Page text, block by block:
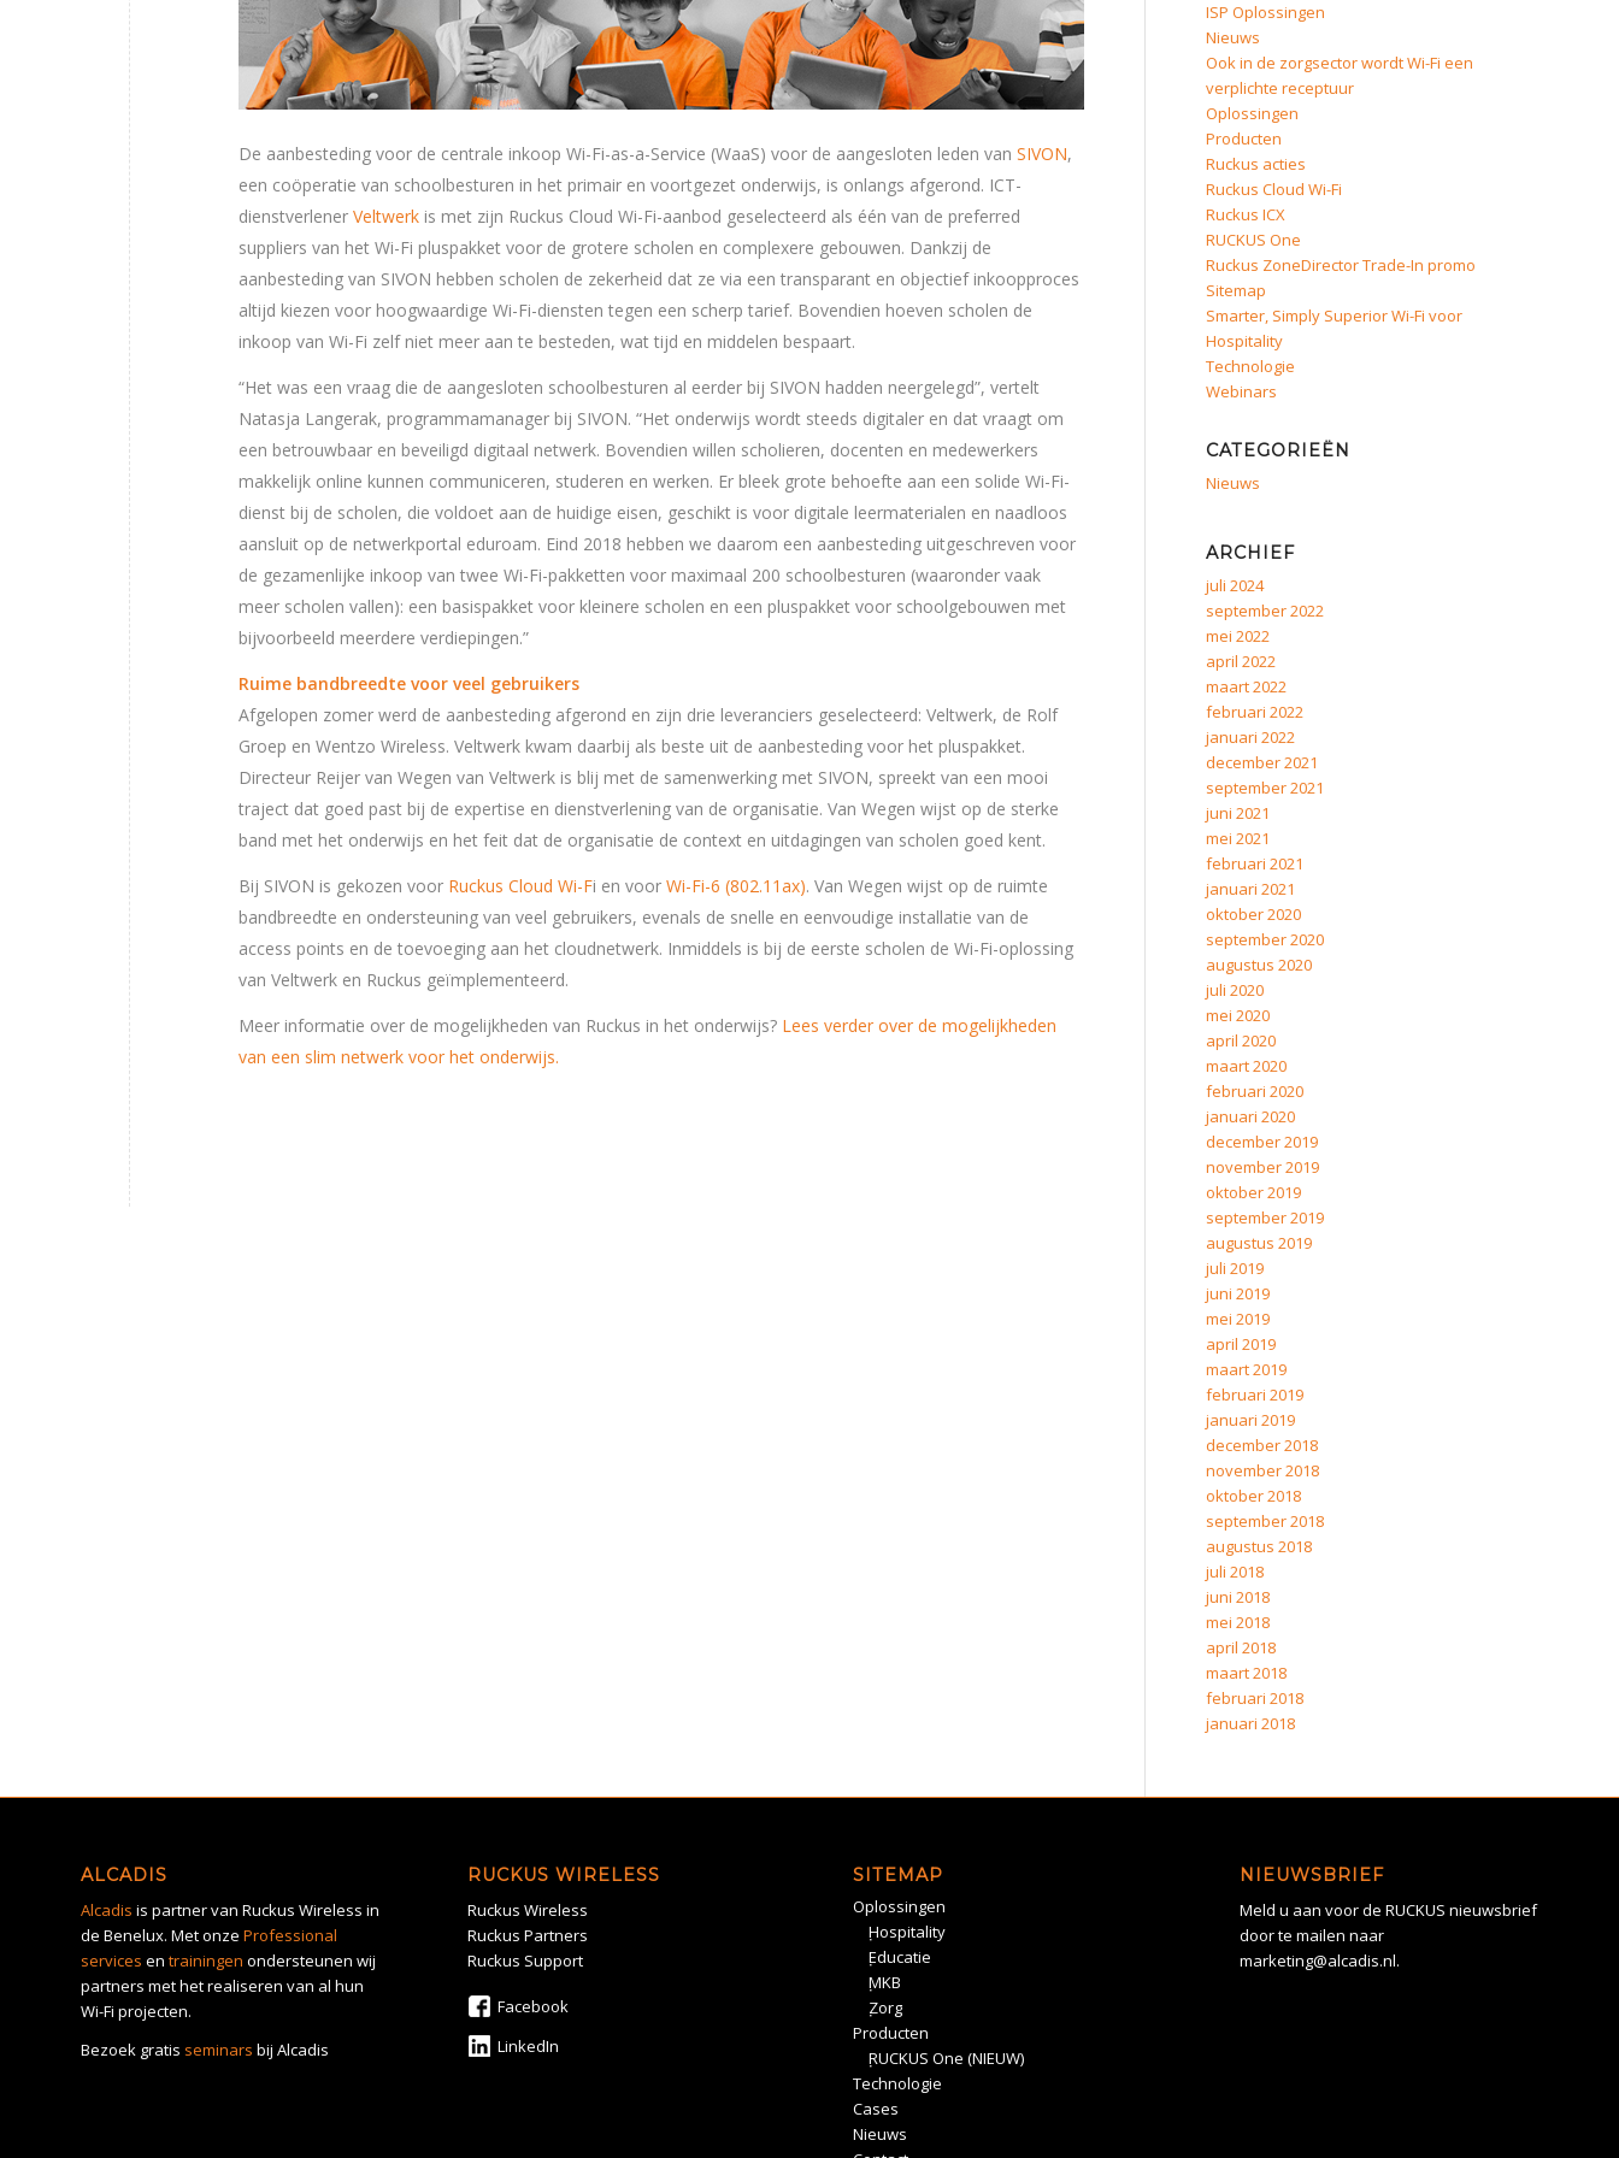
De aanbesteding voor de centrale inkoop Wi-Fi-as-a-Service (WaaS) voor de aangesloten leden van SIVON,
een coöperatie van schoolbesturen in het primair en voortgezet onderwijs, is onlangs afgerond. ICT-
dienstverlener Veltwerk is met zijn Ruckus Cloud Wi-Fi-aanbod geselecteerd als één van de preferred
suppliers van het Wi-Fi pluspakket voor de grotere scholen en complexere gebouwen. Dankzij de
aanbesteding van SIVON hebben scholen de zekerheid dat ze via een transparant en objectief inkoopproces
altijd kiezen voor hoogwaardige Wi-Fi-diensten tegen een scherp tarief. Bovendien hoeven scholen de
inkoop van Wi-Fi zelf niet meer aan te besteden, wat tijd en middelen bespaart.
“Het was een vraag die de aangesloten schoolbesturen al eerder bij SIVON hadden neergelegd”, vertelt
Natasja Langerak, programmamanager bij SIVON. “Het onderwijs wordt steeds digitaler en dat vraagt om
een betrouwbaar en beveiligd digitaal netwerk. Bovendien willen scholieren, docenten en medewerkers
makkelijk online kunnen communiceren, studeren en werken. Er bleek grote behoefte aan een solide Wi-Fi-
dienst bij de scholen, die voldoet aan de huidige eisen, geschikt is voor digitale leermaterialen en naadloos
aansluit op de netwerkportal eduroam. Eind 2018 hebben we daarom een aanbesteding uitgeschreven voor
de gezamenlijke inkoop van twee Wi-Fi-pakketten voor maximaal 200 schoolbesturen (waaronder vaak
meer scholen vallen): een basispakket voor kleinere scholen en een pluspakket voor schoolgebouwen met
bijvoorbeeld meerdere verdiepingen.”
Ruime bandbreedte voor veel gebruikers
Afgelopen zomer werd de aanbesteding afgerond en zijn drie leveranciers geselecteerd: Veltwerk, de Rolf
Groep en Wentzo Wireless. Veltwerk kwam daarbij als beste uit de aanbesteding voor het pluspakket.
Directeur Reijer van Wegen van Veltwerk is blij met de samenwerking met SIVON, spreekt van een mooi
traject dat goed past bij de expertise en dienstverlening van de organisatie. Van Wegen wijst op de sterke
band met het onderwijs en het feit dat de organisatie de context en uitdagingen van scholen goed kent.
Bij SIVON is gekozen voor Ruckus Cloud Wi-Fi en voor Wi-Fi-6 (802.11ax). Van Wegen wijst op de ruimte
bandbreedte en ondersteuning van veel gebruikers, evenals de snelle en eenvoudige installatie van de
access points en de toevoeging aan het cloudnetwerk. Inmiddels is bij de eerste scholen de Wi-Fi-oplossing
van Veltwerk en Ruckus geïmplementeerd.
Meer informatie over de mogelijkheden van Ruckus in het onderwijs? Lees verder over de mogelijkheden
van een slim netwerk voor het onderwijs.
ISP Oplossingen
Nieuws
Ook in de zorgsector wordt Wi-Fi een
verplichte receptuur
Oplossingen
Producten
Ruckus acties
Ruckus Cloud Wi-Fi
Ruckus ICX
RUCKUS One
Ruckus ZoneDirector Trade-In promo
Sitemap
Smarter, Simply Superior Wi-Fi voor
Hospitality
Technologie
Webinars
CATEGORIEËN
Nieuws
ARCHIEF
juli 2024
september 2022
mei 2022
april 2022
maart 2022
februari 2022
januari 2022
december 2021
september 2021
juni 2021
mei 2021
februari 2021
januari 2021
oktober 2020
september 2020
augustus 2020
juli 2020
mei 2020
april 2020
maart 2020
februari 2020
januari 2020
december 2019
november 2019
oktober 2019
september 2019
augustus 2019
juli 2019
juni 2019
mei 2019
april 2019
maart 2019
februari 2019
januari 2019
december 2018
november 2018
oktober 2018
september 2018
augustus 2018
juli 2018
juni 2018
mei 2018
april 2018
maart 2018
februari 2018
januari 2018
ALCADIS
Alcadis is partner van Ruckus Wireless in
de Benelux. Met onze Professional
services en trainingen ondersteunen wij
partners met het realiseren van al hun
Wi-Fi projecten.
Bezoek gratis seminars bij Alcadis
RUCKUS WIRELESS
Ruckus Wireless
Ruckus Partners
Ruckus Support
Facebook
LinkedIn
SITEMAP
Oplossingen
Hospitality
Educatie
MKB
Zorg
Producten
RUCKUS One (NIEUW)
Technologie
Cases
Nieuws
NIEUWSBRIEF
Meld u aan voor de RUCKUS nieuwsbrief
door te mailen naar
marketing@alcadis.nl.